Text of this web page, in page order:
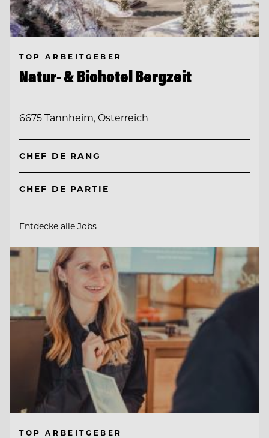
TOP ARBEITGEBER
Natur- & Biohotel Bergzeit
6675 Tannheim, Österreich
CHEF DE RANG
CHEF DE PARTIE
Entdecke alle Jobs
TOP ARBEITGEBER